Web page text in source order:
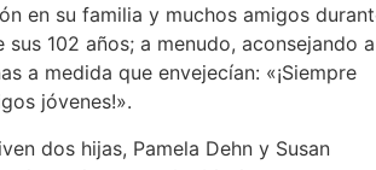
en su familia y muchos amigos
sus 102 años; a menudo, aconsejando a
a medida que envejecían: «¡Siempre
jóvenes!».
dos hijas, Pamela Dehn y Susan